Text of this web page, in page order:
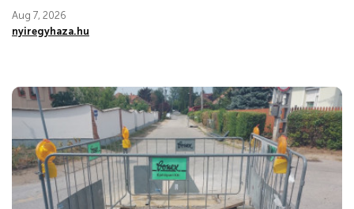
Aug 7, 2026
nyiregyhaza.hu